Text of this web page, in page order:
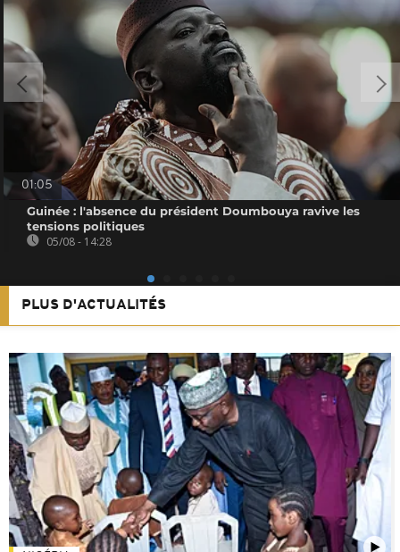
01:05
Guinée : l'absence du président Doumbouya ravive les
tensions politiques
05/08 - 14:28
PLUS D'ACTUALITÉS